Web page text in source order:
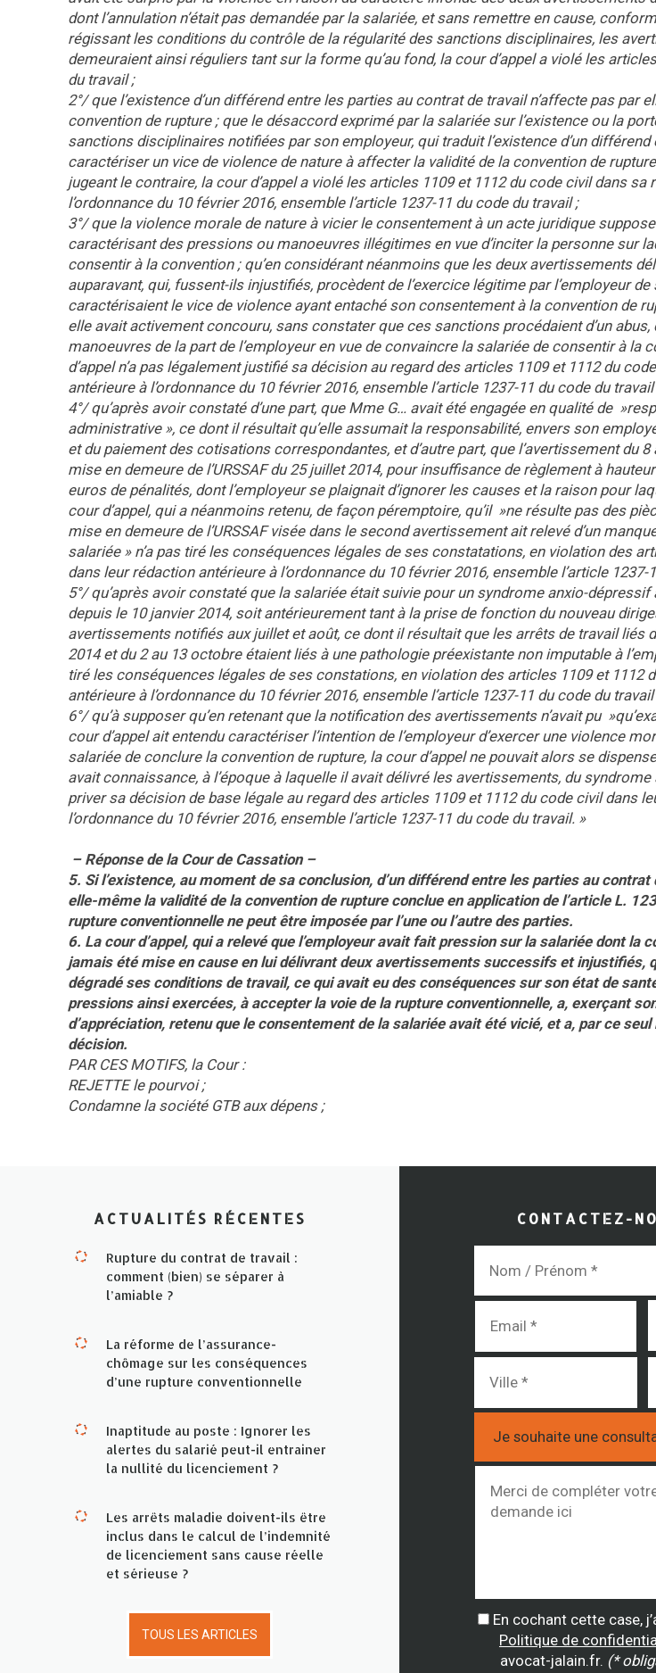
dont l’annulation n’était pas demandée par la salariée, et sans remettre en cause,
régissant les conditions du contrôle de la régularité des sanctions disciplinaires, les
demeuraient ainsi réguliers tant sur la forme qu’au fond, la cour d’appel a violé les
du travail ;
2°/ que l’existence d’un différend entre les parties au contrat de travail n’affecte pas par
convention de rupture ; que le désaccord exprimé par la salariée sur l’existence ou la
sanctions disciplinaires notifiées par son employeur, qui traduit l’existence d’un
caractériser un vice de violence de nature à affecter la validité de la convention de
jugeant le contraire, la cour d’appel a violé les articles 1109 et 1112 du code civil dans sa
l’ordonnance du 10 février 2016, ensemble l’article 1237-11 du code du travail ;
3°/ que la violence morale de nature à vicier le consentement à un acte juridique
caractérisant des pressions ou manoeuvres illégitimes en vue d’inciter la personne sur
consentir à la convention ; qu’en considérant néanmoins que les deux avertissements
auparavant, qui, fussent-ils injustifiés, procèdent de l’exercice légitime par l’employeur
caractérisaient le vice de violence ayant entaché son consentement à la convention de
elle avait activement concouru, sans constater que ces sanctions procédaient d’un abus,
manoeuvres de la part de l’employeur en vue de convaincre la salariée de consentir à la
d’appel n’a pas légalement justifié sa décision au regard des articles 1109 et 1112 du
antérieure à l’ordonnance du 10 février 2016, ensemble l’article 1237-11 du code du travail
4°/ qu’après avoir constaté d’une part, que Mme G… avait été engagée en qualité de
administrative », ce dont il résultait qu’elle assumait la responsabilité, envers son
et du paiement des cotisations correspondantes, et d’autre part, que l’avertissement du 8
mise en demeure de l’URSSAF du 25 juillet 2014, pour insuffisance de règlement à
euros de pénalités, dont l’employeur se plaignait d’ignorer les causes et la raison pour
cour d’appel, qui a néanmoins retenu, de façon péremptoire, qu’il »ne résulte pas des
mise en demeure de l’URSSAF visée dans le second avertissement ait relevé d’un
salariée » n’a pas tiré les conséquences légales de ses constatations, en violation des
dans leur rédaction antérieure à l’ordonnance du 10 février 2016, ensemble l’article 1237-
5°/ qu’après avoir constaté que la salariée était suivie pour un syndrome anxio-
depuis le 10 janvier 2014, soit antérieurement tant à la prise de fonction du nouveau
avertissements notifiés aux juillet et août, ce dont il résultait que les arrêts de travail liés
2014 et du 2 au 13 octobre étaient liés à une pathologie préexistante non imputable à
tiré les conséquences légales de ses constations, en violation des articles 1109 et 1112
antérieure à l’ordonnance du 10 février 2016, ensemble l’article 1237-11 du code du travail
6°/ qu’à supposer qu’en retenant que la notification des avertissements n’avait pu
cour d’appel ait entendu caractériser l’intention de l’employeur d’exercer une violence
salariée de conclure la convention de rupture, la cour d’appel ne pouvait alors se
avait connaissance, à l’époque à laquelle il avait délivré les avertissements, du
priver sa décision de base légale au regard des articles 1109 et 1112 du code civil dans
l’ordonnance du 10 février 2016, ensemble l’article 1237-11 du code du travail. »
– Réponse de la Cour de Cassation –
5. Si l’existence, au moment de sa conclusion, d’un différend entre les parties au contrat
elle-même la validité de la convention de rupture conclue en application de l’article L.
rupture conventionnelle ne peut être imposée par l’une ou l’autre des parties.
6. La cour d’appel, qui a relevé que l’employeur avait fait pression sur la salariée dont la
jamais été mise en cause en lui délivrant deux avertissements successifs et injustifiés,
dégradé ses conditions de travail, ce qui avait eu des conséquences sur son état de
pressions ainsi exercées, à accepter la voie de la rupture conventionnelle, a, exerçant
d’appréciation, retenu que le consentement de la salariée avait été vicié, et a, par ce
décision.
PAR CES MOTIFS, la Cour :
REJETTE le pourvoi ;
Condamne la société GTB aux dépens ;
ACTUALITÉS RÉCENTES
Rupture du contrat de travail :
comment (bien) se séparer à
l’amiable ?
La réforme de l’assurance-
chômage sur les conséquences
d’une rupture conventionnelle
Inaptitude au poste : Ignorer les
alertes du salarié peut-il entrainer
la nullité du licenciement ?
Les arrêts maladie doivent-ils être
inclus dans le calcul de l’indemnité
de licenciement sans cause réelle
et sérieuse ?
TOUS LES ARTICLES
CONTACTEZ-
En cochant cette case,
Politique de
avocat-jalain.fr. (*